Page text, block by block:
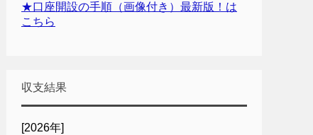
★口座開設の手順（画像付き）最新版！は
こちら
収支結果
[2026年]